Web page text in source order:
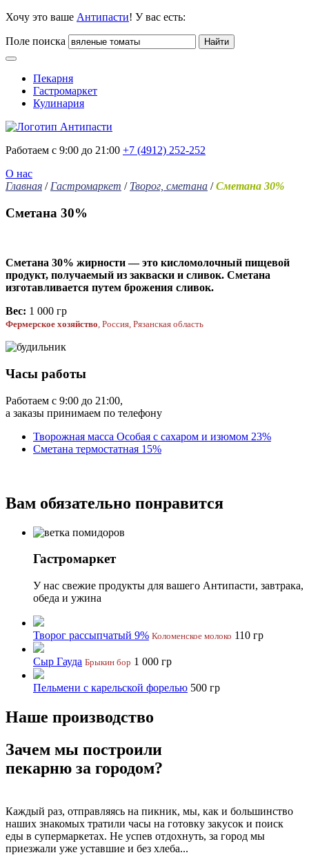
Хочу это ваше Антипасти! У вас есть:
Поле поиска Найти
Пекарня
Гастромаркет
Кулинария
Работаем с 9:00 до 21:00 +7 (4912) 252-252
О нас
Главная / Гастромаркет / Творог, сметана /Сметана 30%
Сметана 30%
Сметана 30% жирности — это кисломолочный пищевой
продукт, получаемый из закваски и сливок. Сметана
изготавливается путем брожения сливок.
Вес: 1 000 гр
Фермерское хозяйство, Россия, Рязанская область
Часы работы
Работаем с 9:00 до 21:00,
а заказы принимаем по телефону
Творожная масса Особая с сахаром и изюмом 23%
Сметана термостатная 15%
Вам обязательно понравится
Гастромаркет
У нас свежие продукты для вашего Антипасти, завтрака,
обеда и ужина
Творог рассыпчатый 9% Коломенское молоко 110 гр
Сыр Гауда Брыкин бор 1 000 гр
Пельмени с карельской форелью 500 гр
Наше производство
Зачем мы построили
пекарню за городом?
Каждый раз, отправляясь на пикник, мы, как и большинство
наших знакомых тратили часы на готовку закусок и поиск
еды в супермаркетах. Не успев отдохнуть, за город мы
приезжали уже уставшие и без хлеба...